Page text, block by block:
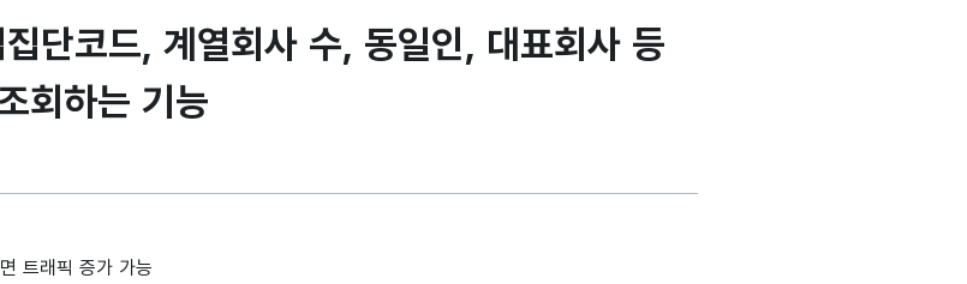
단코드, 계열회사 수, 동일인, 대표회사 등
회하는 기능
트래픽 증가 가능